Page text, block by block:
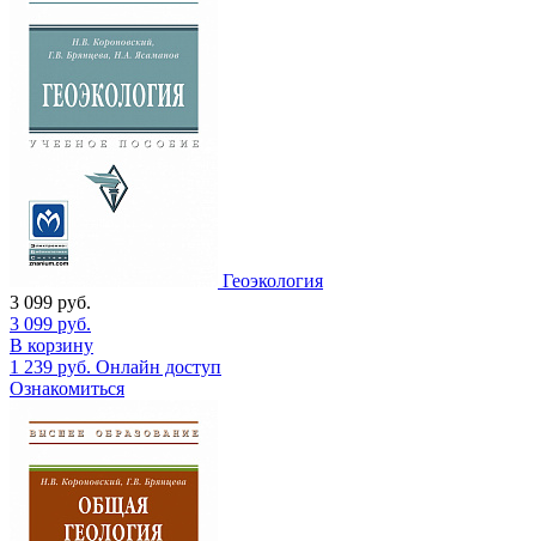
Геоэкология
3 099 руб.
3 099 руб.
В корзину
1 239 руб. Онлайн доступ
Ознакомиться